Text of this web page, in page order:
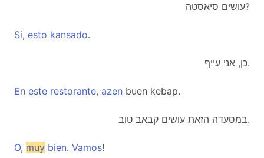
עושים סיאסטה?
Si, esto kansado.
כן, אני עייף.
En este restorante, azen buen kebap.
במסעדה הזאת עושים קבאב טוב.
O, muy bien. Vamos!